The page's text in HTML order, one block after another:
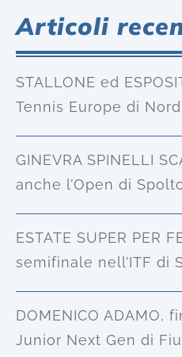
Articoli
STALLONE ed
Tennis Europe di
GINEVRA SPINELLI
anche l’Open di
ESTATE SUPER PER
semifinale nell’ITF di
DOMENICO ADAMO,
Junior Next Gen di